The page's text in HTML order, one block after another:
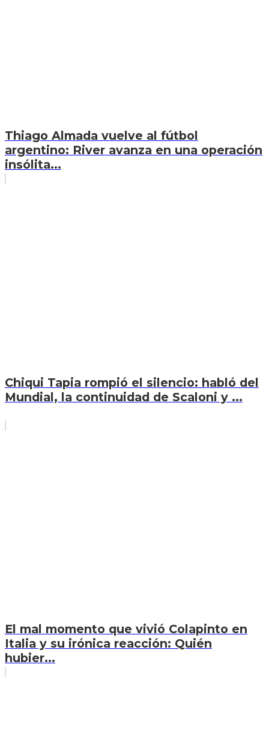
Thiago Almada vuelve al fútbol
argentino: River avanza en una operación
insólita...
Chiqui Tapia rompió el silencio: habló del
Mundial, la continuidad de Scaloni y ...
El mal momento que vivió Colapinto en
Italia y su irónica reacción: Quién
hubier...